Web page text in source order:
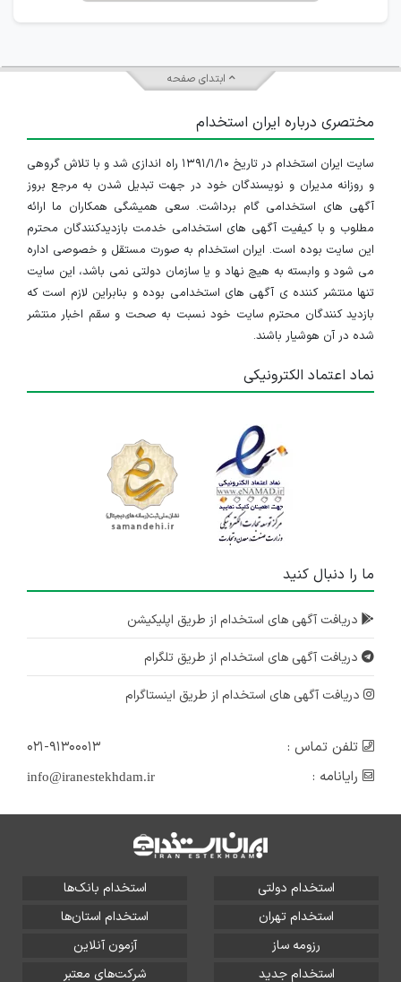
ابتدای صفحه
مختصری درباره ایران استخدام
سایت ایران استخدام در تاریخ ۱۳۹۱/۱/۱۰ راه اندازی شد و با تلاش گروهی
و روزانه مدیران و نویسندگان خود در جهت تبدیل شدن به مرجع بروز
آگهی های استخدامی گام برداشت. سعی همیشگی همکاران ما ارائه
مطلوب و با کیفیت آگهی های استخدامی خدمت بازدیدکنندگان محترم
این سایت بوده است. ایران استخدام به صورت مستقل و خصوصی اداره
می شود و وابسته به هیچ نهاد و یا سازمان دولتی نمی باشد، این سایت
تنها منتشر کننده ی آگهی های استخدامی بوده و بنابراین لازم است که
بازدید کنندگان محترم سایت خود نسبت به صحت و سقم اخبار منتشر
شده در آن هوشیار باشند.
نماد اعتماد الکترونیکی
ما را دنبال کنید
دریافت آگهی های استخدام از طریق اپلیکیشن
دریافت آگهی های استخدام از طریق تلگرام
دریافت آگهی های استخدام از طریق اینستاگرام
تلفن تماس :
۰۲۱-۹۱۳۰۰۰۱۳
رایانامه :
info@iranestekhdam.ir
استخدام دولتی
استخدام بانک‌ها
استخدام تهران
استخدام استان‌ها
رزومه ساز
آزمون آنلاین
استخدام جدید
شرکت‌های معتبر